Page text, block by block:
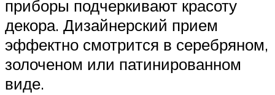
приборы подчеркивают красоту
декора. Дизайнерский прием
эффектно смотрится в серебряном,
золоченом или патинированном
виде.